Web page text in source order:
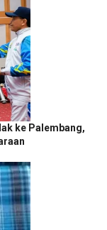
ke Palembang,